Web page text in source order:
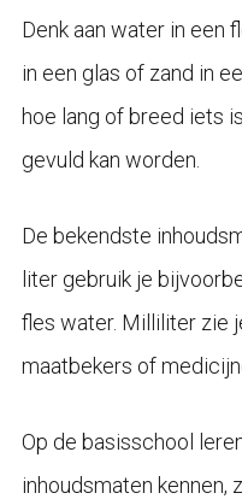
Denk aan water in een
in een glas of zand in
hoe lang of breed iets
gevuld kan worden.
De bekendste
liter gebruik je
fles water. Milliliter zie
maatbekers of
Op de basisschool
inhoudsmaten kennen,